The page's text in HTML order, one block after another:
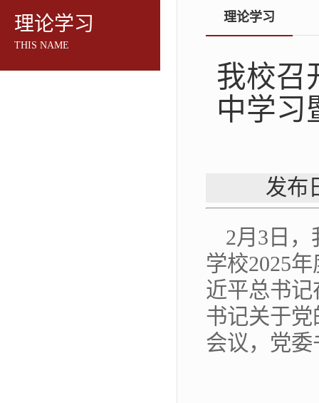
理论学习
THIS NAME
理论学习
我校召
中学习
发
2月3日
学校2025
近平总书
书记关于
会议，党